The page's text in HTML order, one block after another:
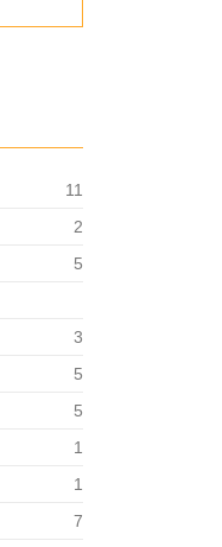
11
2
5
3
5
5
1
1
7